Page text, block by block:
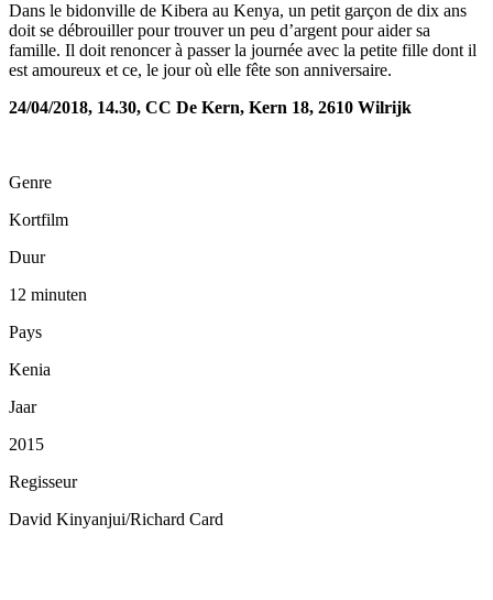
Dans le bidonville de Kibera au Kenya, un petit garçon de dix ans
doit se débrouiller pour trouver un peu d’argent pour aider sa
famille. Il doit renoncer à passer la journée avec la petite fille dont il
est amoureux et ce, le jour où elle fête son anniversaire.
24/04/2018, 14.30, CC De Kern, Kern 18, 2610 Wilrijk
Genre
Kortfilm
Duur
12 minuten
Pays
Kenia
Jaar
2015
Regisseur
David Kinyanjui/Richard Card